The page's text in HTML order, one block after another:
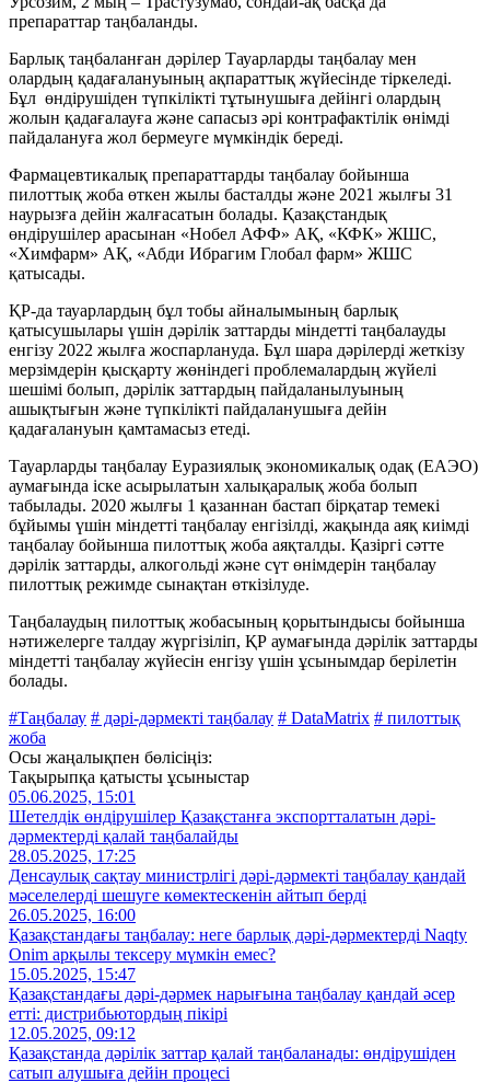
препараттар таңбаланды.
Барлық таңбаланған дәрілер Тауарларды таңбалау мен
олардың қадағалануының ақпараттық жүйесінде тіркеледі.
Бұл өндірушіден түпкілікті тұтынушыға дейінгі олардың
жолын қадағалауға және сапасыз әрі контрафактілік өнімді
пайдалануға жол бермеуге мүмкіндік береді.
Фармацевтикалық препараттарды таңбалау бойынша
пилоттық жоба өткен жылы басталды және 2021 жылғы 31
наурызға дейін жалғасатын болады. Қазақстандық
өндірушілер арасынан «Нобел АФФ» АҚ, «КФК» ЖШС,
«Химфарм» АҚ, «Абди Ибрагим Глобал фарм» ЖШС
қатысады.
ҚР-да тауарлардың бұл тобы айналымының барлық
қатысушылары үшін дәрілік заттарды міндетті таңбалауды
енгізу 2022 жылға жоспарлануда. Бұл шара дәрілерді жеткізу
мерзімдерін қысқарту жөніндегі проблемалардың жүйелі
шешімі болып, дәрілік заттардың пайдаланылуының
ашықтығын және түпкілікті пайдаланушыға дейін
қадағалануын қамтамасыз етеді.
Тауарларды таңбалау Еуразиялық экономикалық одақ (ЕАЭО)
аумағында іске асырылатын халықаралық жоба болып
табылады. 2020 жылғы 1 қазаннан бастап бірқатар темекі
бұйымы үшін міндетті таңбалау енгізілді, жақында аяқ киімді
таңбалау бойынша пилоттық жоба аяқталды. Қазіргі сәтте
дәрілік заттарды, алкогольді және сүт өнімдерін таңбалау
пилоттық режимде сынақтан өткізілуде.
Таңбалаудың пилоттық жобасының қорытындысы бойынша
нәтижелерге талдау жүргізіліп, ҚР аумағында дәрілік заттарды
міндетті таңбалау жүйесін енгізу үшін ұсынымдар берілетін
болады.
#Таңбалау # дәрі-дәрмекті таңбалау # DataMatrix # пилоттық
жоба
Осы жаңалықпен бөлісіңіз:
Тақырыпқа қатысты ұсыныстар
05.06.2025, 15:01
Шетелдік өндірушілер Қазақстанға экспортталатын дәрі-
дәрмектерді қалай таңбалайды
28.05.2025, 17:25
Денсаулық сақтау министрлігі дәрі-дәрмекті таңбалау қандай
мәселелерді шешуге көмектескенін айтып берді
26.05.2025, 16:00
Қазақстандағы таңбалау: неге барлық дәрі-дәрмектерді Naqty
Onim арқылы тексеру мүмкін емес?
15.05.2025, 15:47
Қазақстандағы дәрі-дәрмек нарығына таңбалау қандай әсер
етті: дистрибьютордың пікірі
12.05.2025, 09:12
Қазақстанда дәрілік заттар қалай таңбаланады: өндірушіден
сатып алушыға дейін процесі